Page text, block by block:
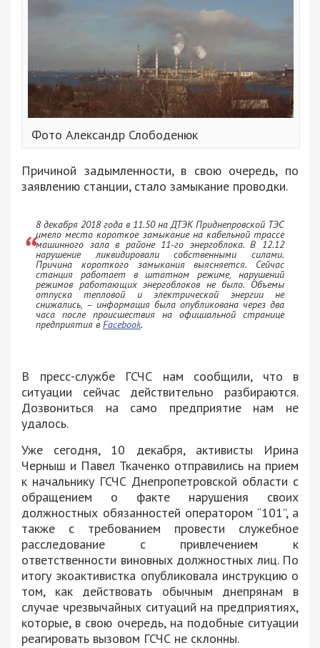
Фото Александр Слободенюк
Причиной задымленности, в свою очередь, по
заявлению станции, стало замыкание проводки.
8 декабря 2018 года в 11.50 на ДТЭК Приднепровской ТЭС
имело место короткое замыкание на кабельной трассе
машинного зала в районе 11-го энергоблока. В 12.12
нарушение ликвидировали собственными силами.
Причина короткого замыкания выясняется. Сейчас
станция работает в штатном режиме, нарушений
режимов работающих энергоблоков не было. Объемы
отпуска тепловой и электрической энергии не
снижались, – информация была опубликована через два
часа после происшествия на официальной странице
предприятия в Facebook.
В пресс-службе ГСЧС нам сообщили, что в
ситуации сейчас действительно разбираются.
Дозвониться на само предприятие нам не
удалось.
Уже сегодня, 10 декабря, активисты Ирина
Черныш и Павел Ткаченко отправились на прием
к начальнику ГСЧС Днепропетровской области с
обращением о факте нарушения своих
должностных обязанностей оператором “101”, а
также с требованием провести служебное
расследование с привлечением к
ответственности виновных должностных лиц. По
итогу экоактивистка опубликовала инструкцию о
том, как действовать обычным днепрянам в
случае чрезвычайных ситуаций на предприятиях,
которые, в свою очередь, на подобные ситуации
реагировать вызовом ГСЧС не склонны.